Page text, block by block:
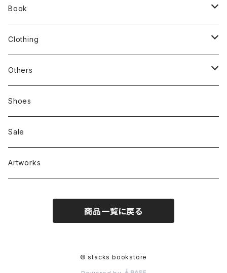
Book
stacks
新刊本
Zine、Other
Clothing
Tees
Sweatshirts
Bag & Accessories
Others
Mixcd
RC SLUM / ROYALTY CLUB
雑貨
Shoes
Sale
Artworks
商品一覧に戻る
© stacks bookstore